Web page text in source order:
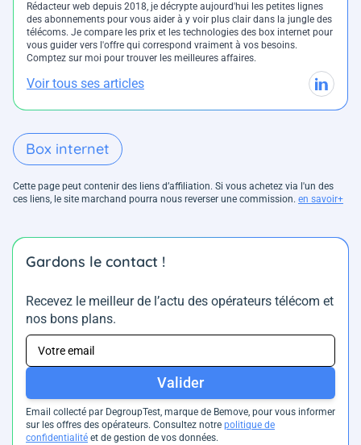
Rédacteur web depuis 2018, je décrypte aujourd'hui les petites lignes
des abonnements pour vous aider à y voir plus clair dans la jungle des
télécoms. Je compare les prix et les technologies des box internet pour
vous guider vers l'offre qui correspond vraiment à vos besoins.
Comptez sur moi pour trouver les meilleures affaires.
Voir tous ses articles
Box internet
Cette page peut contenir des liens d’affiliation. Si vous achetez via l'un des
ces liens, le site marchand pourra nous reverser une commission. en savoir+
Gardons le contact !
Recevez le meilleur de l’actu des opérateurs télécom et
nos bons plans.
Valider
Email collecté par DegroupTest, marque de Bemove, pour vous informer
sur les offres des opérateurs. Consultez notre politique de
confidentialité et de gestion de vos données.